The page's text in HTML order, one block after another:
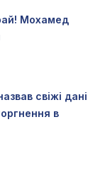
Мохамед
свіжі дані
в